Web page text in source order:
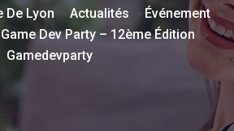
De Lyon >Actualités > Événement >
Dev Party – 12ème Édition >
Gamedevparty